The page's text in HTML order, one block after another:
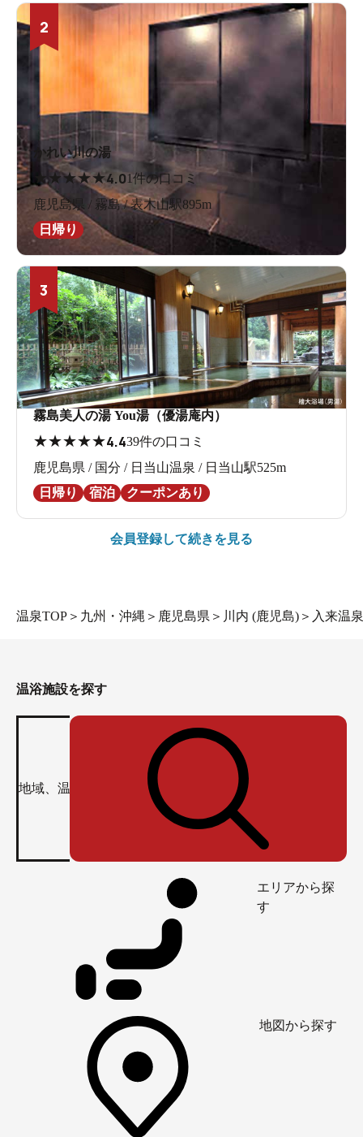
2
かれい川の湯
★★★★★4.01件の口コミ
鹿児島県 / 霧島 / 表木山駅895m
日帰り
3
霧島美人の湯 You湯（優湯庵内）
★★★★★4.439件の口コミ
鹿児島県 / 国分 / 日当山温泉 / 日当山駅525m
日帰り
宿泊 クーポンあり
会員登録して続きを見る
温泉TOP ＞ 九州・沖縄 ＞ 鹿児島県 ＞ 川内 (鹿児島) ＞ 入来温
温浴施設を探す
エリアから探
す
地図から探す